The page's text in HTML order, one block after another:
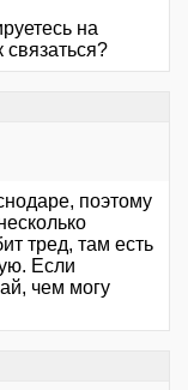
на
поэтому
тред, там есть
Если
чем могу